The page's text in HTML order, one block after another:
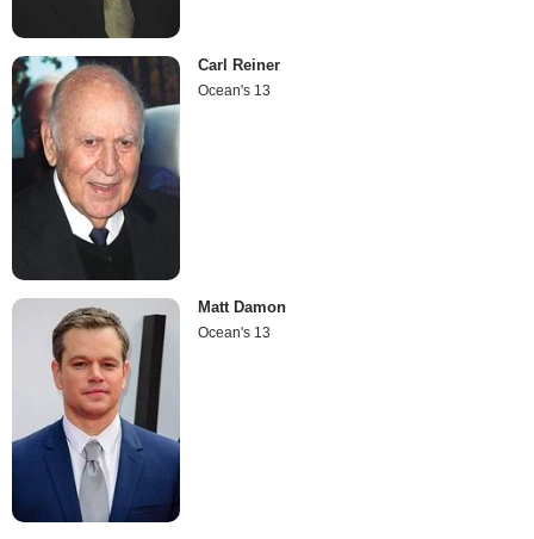
Carl Reiner
Ocean's 13
Matt Damon
Ocean's 13